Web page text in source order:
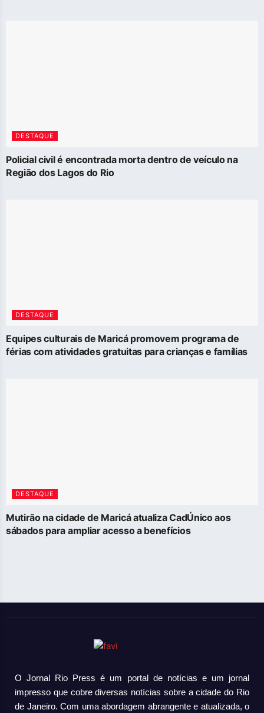
DESTAQUE
Policial civil é encontrada morta dentro de veículo na
Região dos Lagos do Rio
DESTAQUE
Equipes culturais de Maricá promovem programa de
férias com atividades gratuitas para crianças e famílias
DESTAQUE
Mutirão na cidade de Maricá atualiza CadÚnico aos
sábados para ampliar acesso a benefícios
O Jornal Rio Press é um portal de notícias e um jornal
impresso que cobre diversas notícias sobre a cidade do Rio
de Janeiro. Com uma abordagem abrangente e atualizada, o